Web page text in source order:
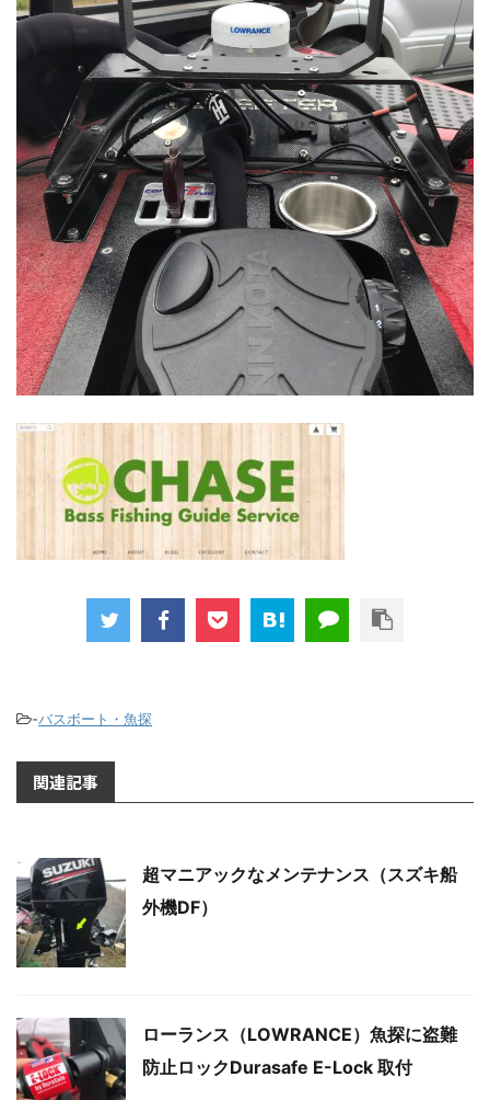
-バスボート・魚探
関連記事
超マニアックなメンテナンス（スズキ船
外機DF）
ローランス（LOWRANCE）魚探に盗難
防止ロックDurasafe E-Lock 取付